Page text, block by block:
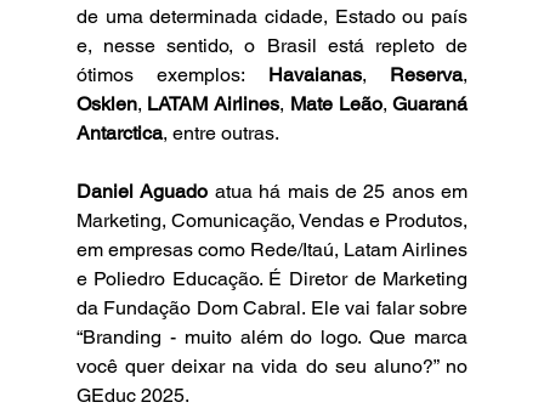
de uma determinada cidade, Estado ou país
e, nesse sentido, o Brasil está repleto de
ótimos exemplos: Havaianas, Reserva
Osklen, LATAM Airlines, Mate Leão, Guaraná
Antarctica, entre outras.
Daniel Aguado atua há mais de 25 anos em
Marketing, Comunicação, Vendas e Produtos,
em empresas como Rede/Itaú, Latam Airlines
e Poliedro Educação. É Diretor de Marketing
da Fundação Dom Cabral. Ele vai falar sobre
“Branding - muito além do logo. Que marca
você quer deixar na vida do seu aluno?” no
GEduc 2025.